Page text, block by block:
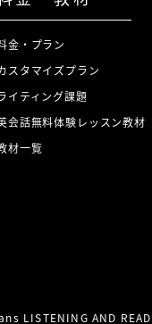
金・プラン
スタマイズプラン
イティング課題
会話無料体験レッスン教材
材一覧
LISTENING AND